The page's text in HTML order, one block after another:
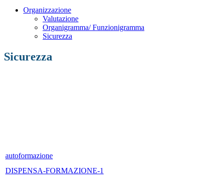
Organizzazione
Valutazione
Organigramma/ Funzionigramma
Sicurezza
Sicurezza
autoformazione
DISPENSA-FORMAZIONE-1